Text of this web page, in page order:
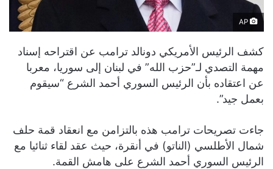
كشف الرئيس الأمريكي دونالد ترامب عن اقتراحه إسناد
مهمة التصدي لـ”حزب الله” في لبنان إلى سوريا، معربا
عن اعتقاده بأن الرئيس السوري أحمد الشرع “سيقوم
بعمل جيد”.
جاءت تصريحات ترامب هذه بالتزامن مع انعقاد قمة حلف
شمال الأطلسي (الناتو) في أنقرة، حيث عقد لقاء ثنائيا مع
الرئيس السوري أحمد الشرع على هامش القمة.